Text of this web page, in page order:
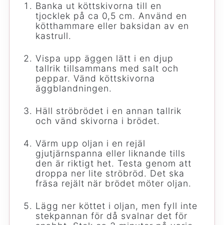
Banka ut köttskivorna till en
tjocklek på ca 0,5 cm. Använd en
kötthammare eller baksidan av en
kastrull.
Vispa upp äggen lätt i en djup
tallrik tillsammans med salt och
peppar. Vänd köttskivorna
äggblandningen.
Häll ströbrödet i en annan tallrik
och vänd skivorna i brödet.
Värm upp oljan i en rejäl
gjutjärnspanna eller liknande tills
den är riktigt het. Testa genom att
droppa ner lite ströbröd. Det ska
fräsa rejält när brödet möter oljan.
Lägg ner köttet i oljan, men fyll inte
stekpannan för då svalnar det för